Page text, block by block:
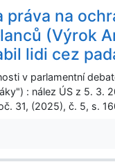
práva na
(Výrok
lidi cez
v parlamentní
: nález ÚS z 5. 3.
31, (2025), č. 5, s.